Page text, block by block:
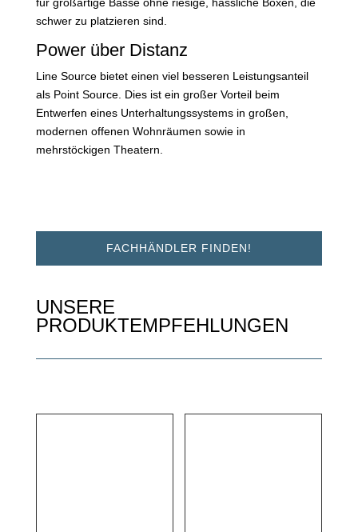
für großartige Bässe ohne riesige, hässliche Boxen, die
schwer zu platzieren sind.
Power über Distanz
Line Source bietet einen viel besseren Leistungsanteil
als Point Source. Dies ist ein großer Vorteil beim
Entwerfen eines Unterhaltungssystems in großen,
modernen offenen Wohnräumen sowie in
mehrstöckigen Theatern.
FACHHÄNDLER FINDEN!
UNSERE
PRODUKTEMPFEHLUNGEN